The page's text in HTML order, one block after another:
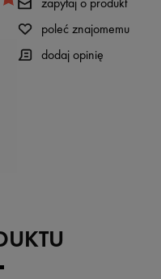
poleć znajomemu
dodaj opinię